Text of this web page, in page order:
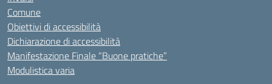
Comune
Obiettivi di accessibilità
Dichiarazione di accessibilità
Manifestazione Finale “Buone pratiche”
Modulistica varia